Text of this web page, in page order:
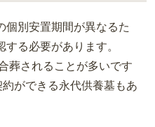
個別安置期間が異なるた
る必要があります。
葬されることが多いです
ができる永代供養墓もあ